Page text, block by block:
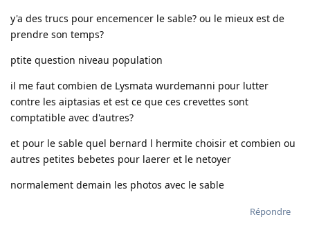
y'a des trucs pour encemencer le sable? ou le mieux est de
prendre son temps?
ptite question niveau population
il me faut combien de Lysmata wurdemanni pour lutter
contre les aiptasias et est ce que ces crevettes sont
comptatible avec d'autres?
et pour le sable quel bernard l hermite choisir et combien ou
autres petites bebetes pour laerer et le netoyer
normalement demain les photos avec le sable
Répondre